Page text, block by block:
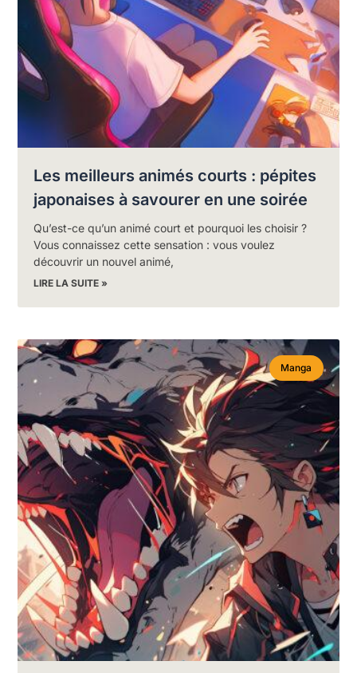
Les meilleurs animés courts : pépites
japonaises à savourer en une soirée
Qu’est-ce qu’un animé court et pourquoi les choisir ?
Vous connaissez cette sensation : vous voulez
découvrir un nouvel animé,
LIRE LA SUITE »
Manga